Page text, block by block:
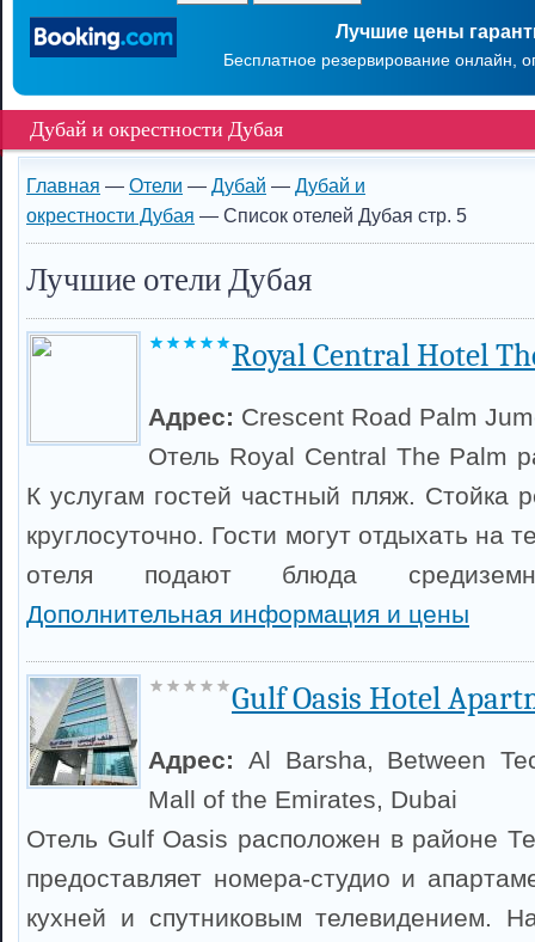
Лучшие цены
Бесплатное резервирование онлайн,
Дубай и окрестности Дубая
Главная — Отели — Дубай — Дубай и
окрестности Дубая — Список отелей Дубая стр. 5
Лучшие отели Дубая
Royal Central Hotel
Адрес: Crescent Road Palm
Отель Royal Central The Palm
К услугам гостей частный пляж. Стойка
круглосуточно. Гости могут отдыхать на
отеля подают блюда
Дополнительная информация и цены
Gulf Oasis Hotel
Адрес: Al Barsha, Between
Mall of the Emirates, Dubai
Отель Gulf Oasis расположен в районе
предоставляет номера-студио и
кухней и спутниковым телевидением.